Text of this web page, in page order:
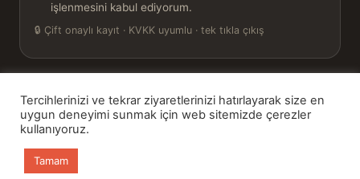
işlenmesini kabul ediyorum.
🔒 Çift onaylı kayıt · KVKK uyumlu · tek tıkla çıkış
© 2026 Bookinton — Türkiye’nin Kitap Platformu
HT Book Review — webmaster: Hakan Turgay
Tercihlerinizi ve tekrar ziyaretlerinizi hatırlayarak size en
uygun deneyimi sunmak için web sitemizde çerezler
kullanıyoruz.
Tamam